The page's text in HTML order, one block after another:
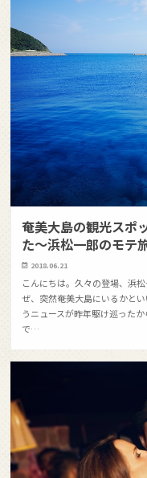
奄美大島の観光スポ
た〜浜松一郎のモテ
2018.06.21
こんにちは。久々の登場、浜
ぜ、突然奄美大島にいるかと
うニュースが昨年駆け巡った
で…